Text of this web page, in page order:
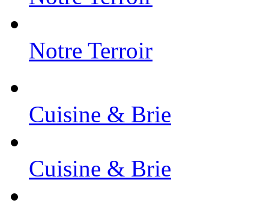
Notre Terroir
Cuisine & Brie
Cuisine & Brie